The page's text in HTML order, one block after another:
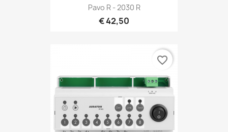
Pavo R - 2030 R
€ 42,50
favorite_border